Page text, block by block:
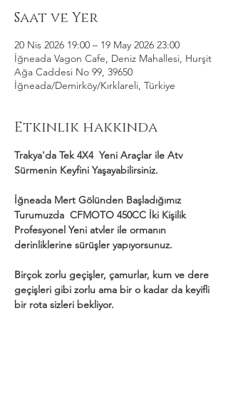
Saat ve Yer
20 Nis 2026 19:00 – 19 May 2026 23:00
İğneada Vagon Cafe, Deniz Mahallesi, Hurşit
Ağa Caddesi No 99, 39650
İğneada/Demirköy/Kırklareli, Türkiye
Etkinlik hakkında
Trakya'da Tek 4X4  Yeni Araçlar ile Atv
Sürmenin Keyfini Yaşayabilirsiniz.
İğneada Mert Gölünden Başladığımız
Turumuzda  CFMOTO 450CC İki Kişilik
Profesyonel Yeni atvler ile ormanın
derinliklerine sürüşler yapıyorsunuz.
Birçok zorlu geçişler, çamurlar, kum ve dere
geçişleri gibi zorlu ama bir o kadar da keyifli
bir rota sizleri bekliyor.